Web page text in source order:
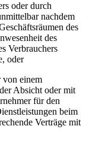
oder durch
nachdem
des
des
Verbrauchers
oder
von einem
Absicht oder mit
für den
beim
Verträge mit